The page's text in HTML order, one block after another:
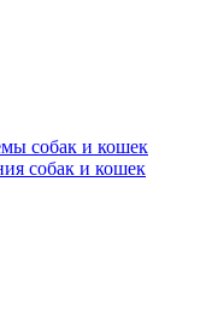
собак и кошек
собак и кошек